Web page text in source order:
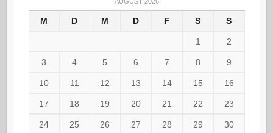
M D M D F S S
1 2
3 4 5 6 7 8 9
10 11 12 13 14 15 16
17 18 19 20 21 22 23
24 25 26 27 28 29 30